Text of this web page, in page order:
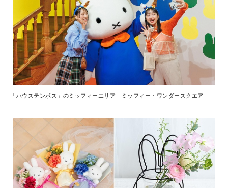
「ハウステンボス」のミッフィーエリア「ミッフィー・ワンダースクエア」